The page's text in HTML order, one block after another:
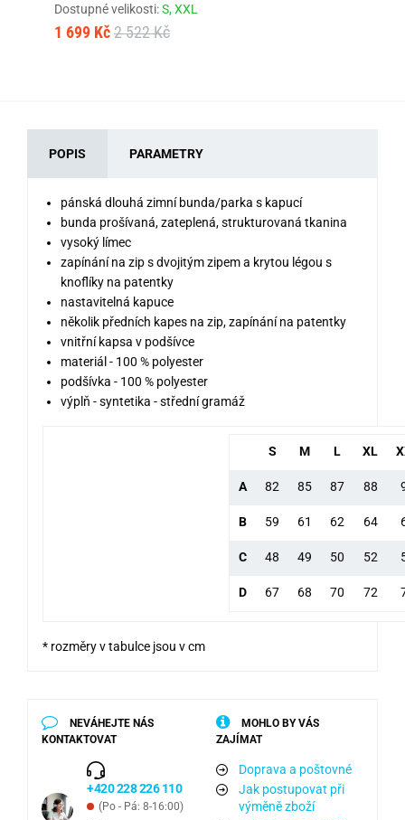
Dostupné velikosti:S,XXL
1 699 Kč 2 522 Kč
POPIS PARAMETRY
pánská dlouhá zimní bunda/parka s kapucí
bunda prošívaná, zateplená, strukturovaná tkanina
vysoký límec
zapínání na zip s dvojitým zipem a krytou légou s
knoflíky na patentky
nastavitelná kapuce
několik předních kapes na zip, zapínání na patentky
vnitřní kapsa v podšívce
materiál - 100 % polyester
podšívka - 100 % polyester
výplň - syntetika - střední gramáž
S M L XL
A 82 85 87 88
B 59 61 62 64
C 48 49 50 52
D 67 68 70 72
* rozměry v tabulce jsou v cm
NEVÁHEJTE NÁS
KONTAKTOVAT
+420 228 226 110
(Po - Pá: 8-16:00)
MOHLO BY VÁS
ZAJÍMAT
Doprava a poštovné
Jak postupovat při
výměně zboží